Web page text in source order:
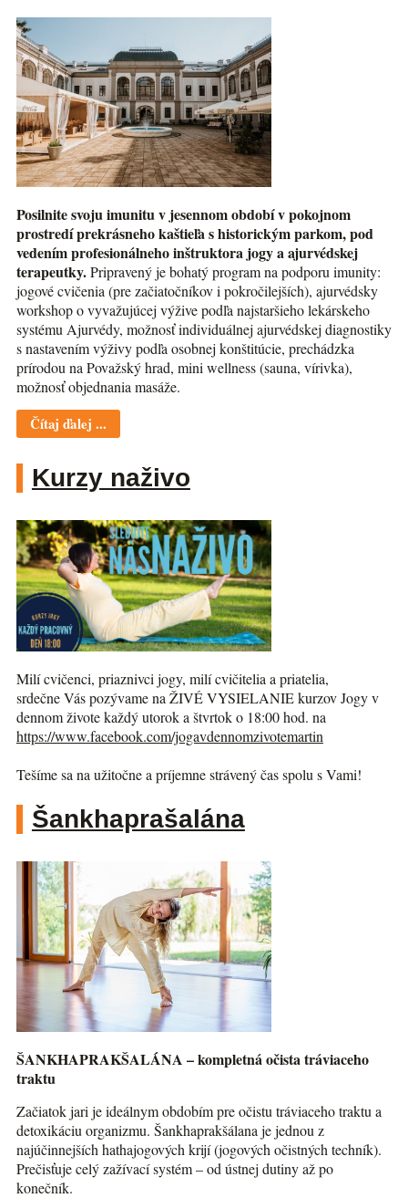
Posilnite svoju imunitu v jesennom období v pokojnom
prostredí prekrásneho kaštieľa s historickým parkom, pod
vedením profesionálneho inštruktora jogy a ajurvédskej
terapeutky.Pripravený je bohatý program na podporu imunity:
jogové cvičenia (pre začiatočníkov i pokročilejších), ajurvédsky
workshop o vyvažujúcej výžive podľa najstaršieho lekárskeho
systému Ajurvédy, možnosť individuálnej ajurvédskej diagnostiky
s nastavením výživy podľa osobnej konštitúcie, prechádzka
prírodou na Považský hrad, mini wellness (sauna, vírivka),
možnosť objednania masáže.
Čítaj ďalej ...
Kurzy naživo
Milí cvičenci, priaznivci jogy, milí cvičitelia a priatelia,
srdečne Vás pozývame na ŽIVÉ VYSIELANIE kurzov Jogy v
dennom živote každý utorok a štvrtok o 18:00 hod. na
https://www.facebook.com/jogavdennomzivotemartin
Tešíme sa na užitočne a príjemne strávený čas spolu s Vami!
Šankhaprašalána
ŠANKHAPRAKŠALÁNA – kompletná očista tráviaceho
traktu
Začiatok jari je ideálnym obdobím pre očistu tráviaceho traktu a
detoxikáciu organizmu. Šankhaprakšálana je jednou z
najúčinnejších hathajogových krijí (jogových očistných techník).
Prečisťuje celý zažívací systém – od ústnej dutiny až po
konečník.